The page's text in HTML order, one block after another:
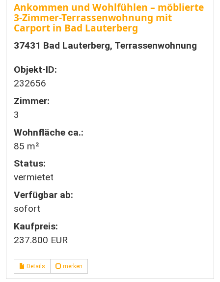
Ankommen und Wohlfühlen – möblierte
3-Zimmer-Terrassenwohnung mit
Carport in Bad Lauterberg
37431 Bad Lauterberg, Terrassenwohnung
Objekt-ID:
232656
Zimmer:
3
Wohnfläche ca.:
85 m²
Status:
vermietet
Verfügbar ab:
sofort
Kaufpreis:
237.800 EUR
Details merken